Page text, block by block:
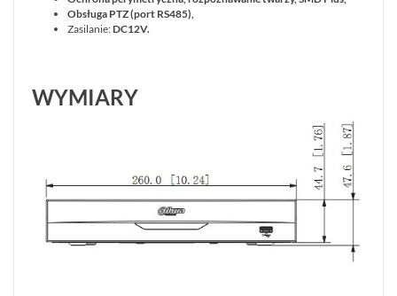
Obsługa PTZ (port RS485),
Zasilanie:DC12V.
WYMIARY